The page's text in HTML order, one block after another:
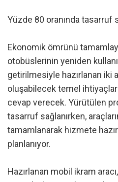
Yüzde 80 oranında tasarruf
Ekonomik ömrünü
otobüslerinin yeniden
getirilmesiyle hazırlanan iki
oluşabilecek temel
cevap verecek. Yürütülen
tasarruf sağlanırken,
tamamlanarak hizmete
planlanıyor.
Hazırlanan mobil ikram